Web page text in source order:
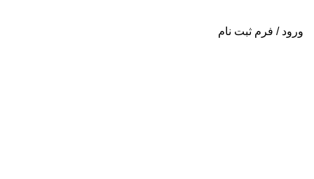
ورود / فرم ثبت نام